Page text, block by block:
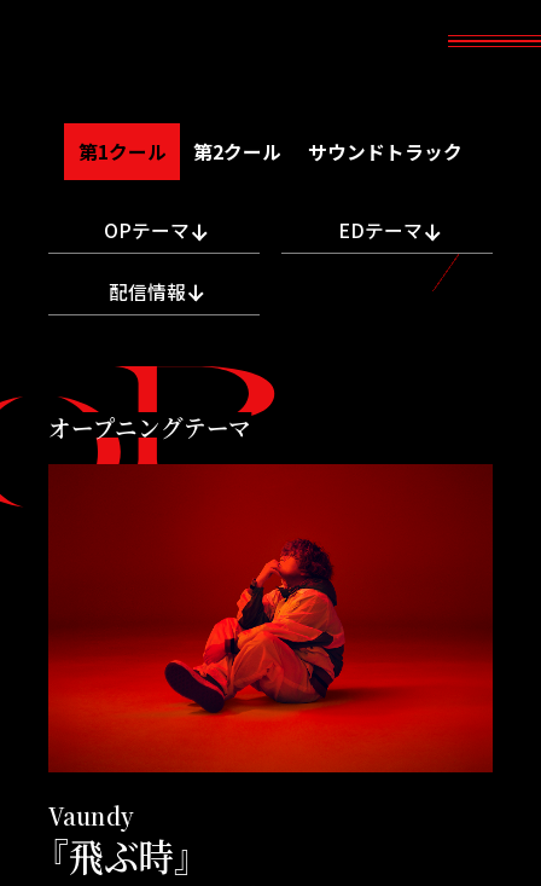
第1クール 第2クール サウンドトラック
OPテーマ EDテーマ
配信情報
オープニングテーマ
Vaundy
『飛ぶ時』